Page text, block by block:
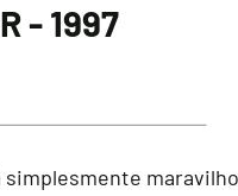
- 1997